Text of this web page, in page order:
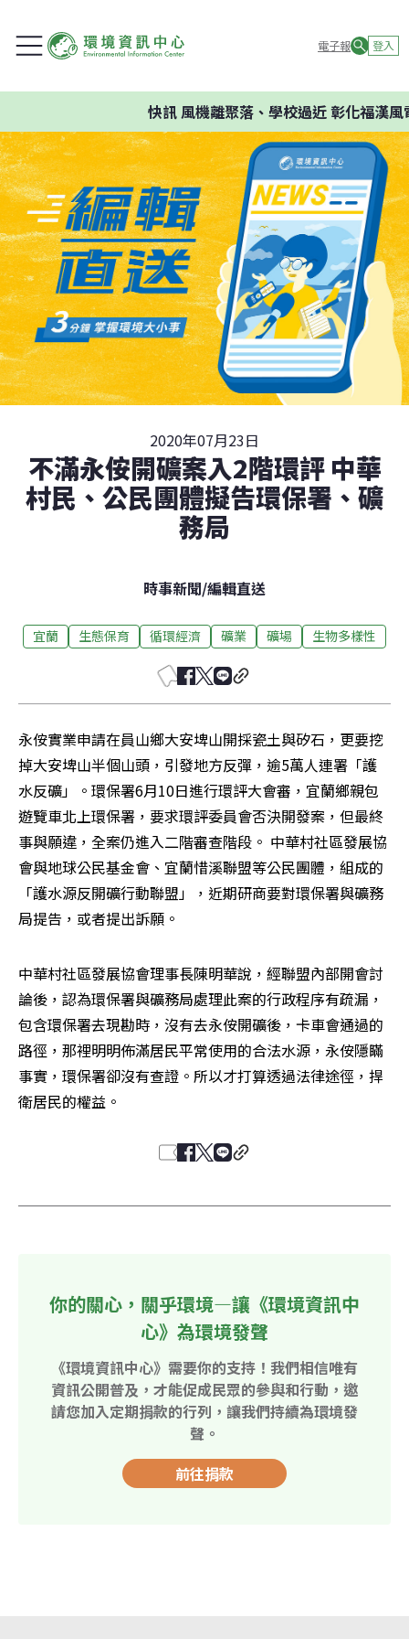
電子報 登入
快訊風機離聚落、學校過近 彰化福漢風
2020年07月23日
不滿永侒開礦案入2階環評 中華
村民、公民團體擬告環保署、礦
務局
時事新聞/編輯直送
宜蘭 生態保育 循環經濟 礦業 礦場 生物多樣性
永侒實業申請在員山鄉大安埤山開採瓷土與矽石，更要挖
掉大安埤山半個山頭，引發地方反彈，逾5萬人連署「護
水反礦」。環保署6月10日進行環評大會審，宜蘭鄉親包
遊覽車北上環保署，要求環評委員會否決開發案，但最終
事與願違，全案仍進入二階審查階段。 中華村社區發展協
會與地球公民基金會、宜蘭惜溪聯盟等公民團體，組成的
「護水源反開礦行動聯盟」，近期研商要對環保署與礦務
局提告，或者提出訴願。
中華村社區發展協會理事長陳明華說，經聯盟內部開會討
論後，認為環保署與礦務局處理此案的行政程序有疏漏，
包含環保署去現勘時，沒有去永侒開礦後，卡車會通過的
路徑，那裡明明佈滿居民平常使用的合法水源，永侒隱瞞
事實，環保署卻沒有查證。所以才打算透過法律途徑，捍
衛居民的權益。
你的關心，關乎環境—讓《環境資訊中
心》為環境發聲
《環境資訊中心》需要你的支持！我們相信唯有
資訊公開普及，才能促成民眾的參與和行動，邀
請您加入定期捐款的行列，讓我們持續為環境發
聲。
前往捐款